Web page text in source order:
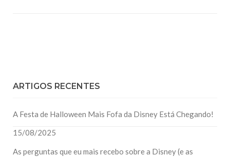
ARTIGOS RECENTES
A Festa de Halloween Mais Fofa da Disney Está Chegando!
15/08/2025
As perguntas que eu mais recebo sobre a Disney (e as